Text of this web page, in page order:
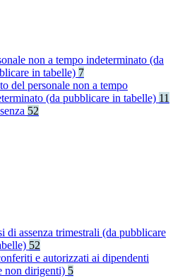
non a tempo indeterminato (da
in tabelle) 7
del personale non a tempo
(da pubblicare in tabelle) 11
52
di assenza trimestrali (da pubblicare
52
e autorizzati ai dipendenti
non dirigenti) 5